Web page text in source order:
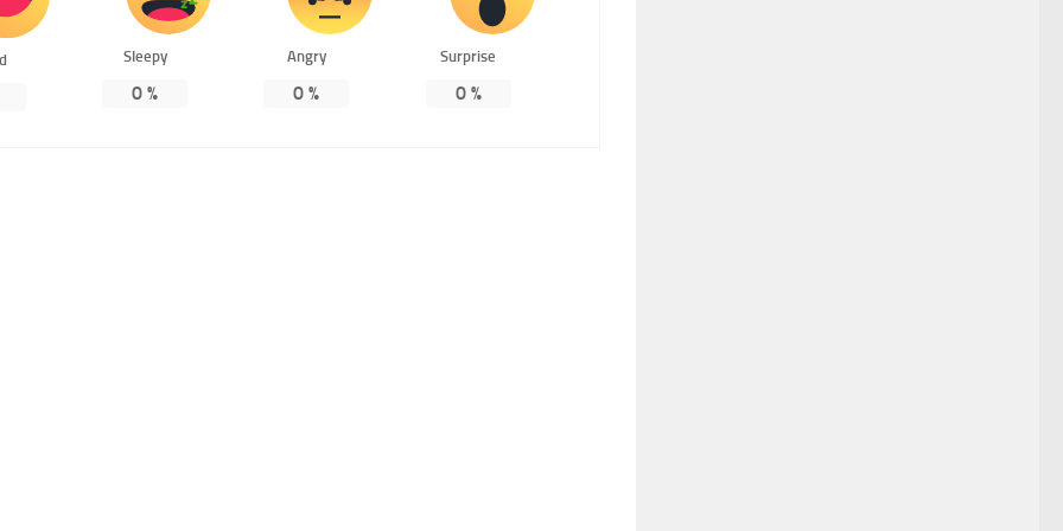
Sleepy
0 %
Angry
0 %
Surprise
0%